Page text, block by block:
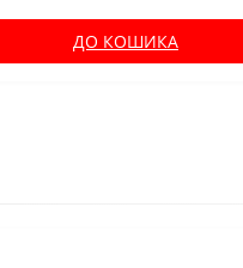
ДО КОШИКА